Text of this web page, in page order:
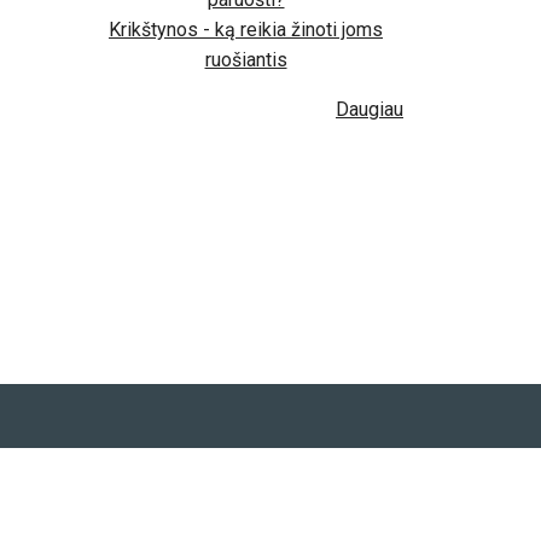
Krikštynos - ką reikia žinoti joms
ruošiantis
Daugiau